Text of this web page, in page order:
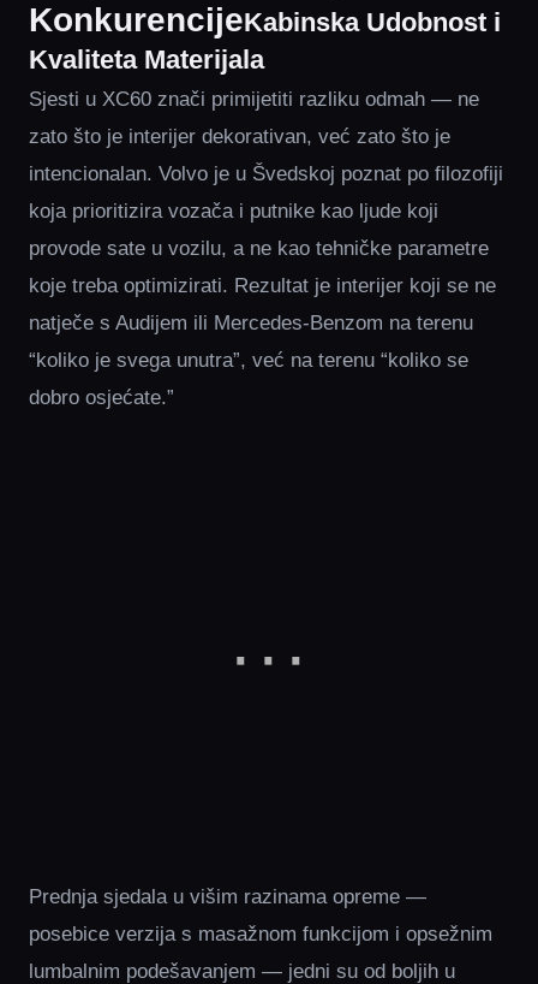
KonkurencijeKabinska Udobnost i
Kvaliteta Materijala
Sjesti u XC60 znači primijetiti razliku odmah — ne
zato što je interijer dekorativan, već zato što je
intencionalan. Volvo je u Švedskoj poznat po filozofiji
koja prioritizira vozača i putnike kao ljude koji
provode sate u vozilu, a ne kao tehničke parametre
koje treba optimizirati. Rezultat je interijer koji se ne
natječe s Audijem ili Mercedes-Benzom na terenu
“koliko je svega unutra”, već na terenu “koliko se
dobro osjećate.”
Prednja sjedala u višim razinama opreme —
posebice verzija s masažnom funkcijom i opsežnim
lumbalnim podešavanjem — jedni su od boljih u